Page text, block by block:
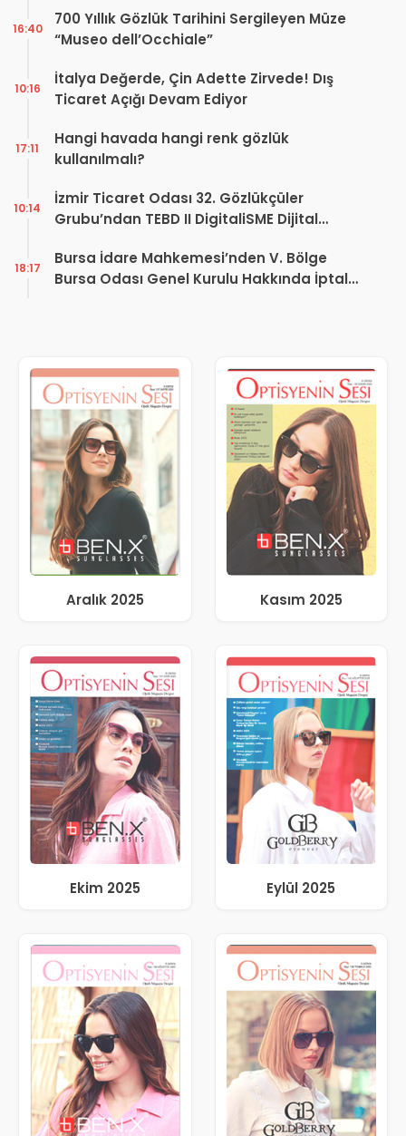
700 Yıllık Gözlük Tarihini Sergileyen Müze
“Museo dell’Occhiale”
16:40
İtalya Değerde, Çin Adette Zirvede! Dış
Ticaret Açığı Devam Ediyor
10:16
Hangi havada hangi renk gözlük
kullanılmalı?
17:11
İzmir Ticaret Odası 32. Gözlükçüler
Grubu’ndan TEBD II DigitaliSME Dijital
10:14
Bursa İdare Mahkemesi’nden V. Bölge
Bursa Odası Genel Kurulu Hakkında İptal
18:17
Aralık 2025 Kasım 2025
Ekim 2025 Eylül 2025